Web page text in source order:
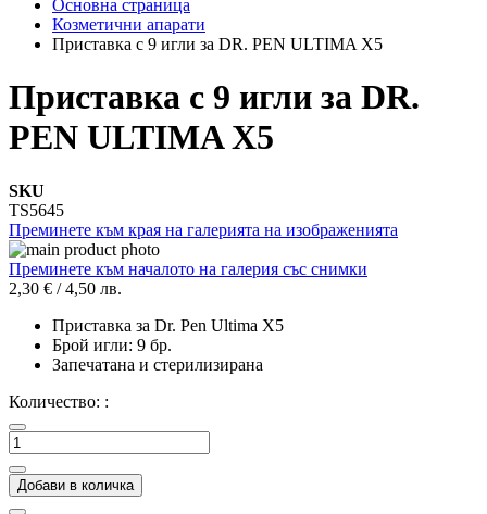
Основна страница
Козметични апарати
Приставка с 9 игли за DR. PEN ULTIMA X5
Приставка с 9 игли за DR.
PEN ULTIMA X5
SKU
TS5645
Преминете към края на галерията на изображенията
Преминете към началото на галерия със снимки
2,30 € /4,50 лв.
Приставка за Dr. Pen Ultima X5
Брой игли: 9 бр.
Запечатана и стерилизирана
Количество: :
Добави в количка